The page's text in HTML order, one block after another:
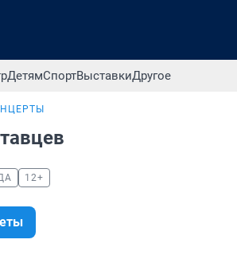
ДетямСпортВыставкиДругое
12+